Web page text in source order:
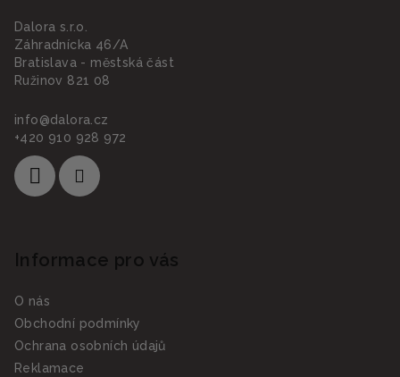
Dalora s.r.o.
Záhradnícka 46/A
Bratislava - městská část
Ružinov 821 08
info@dalora.cz
+420 910 928 972
Informace pro vás
O nás
Obchodní podmínky
Ochrana osobních údajů
Reklamace